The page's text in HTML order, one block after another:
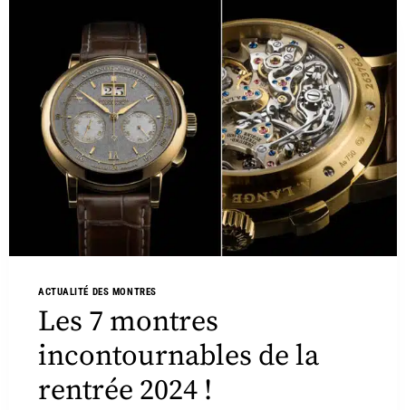
ACTUALITÉ DES MONTRES
Les 7 montres
incontournables de la
rentrée 2024 !